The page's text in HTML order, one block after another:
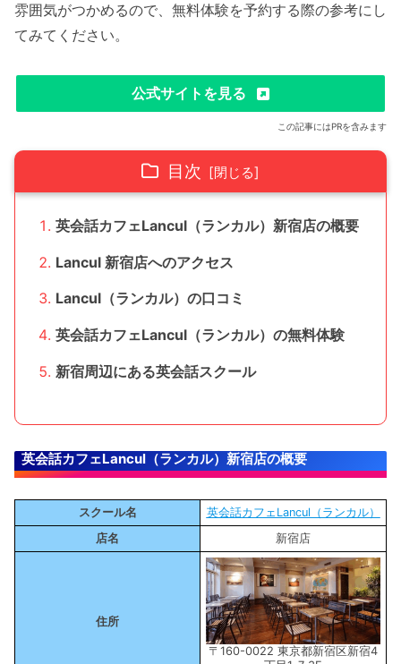
雰囲気がつかめるので、無料体験を予約する際の参考にし
てみてください。
公式サイトを見る
この記事にはPRを含みます
目次
英会話カフェLancul（ランカル）新宿店の概要
Lancul 新宿店へのアクセス
Lancul（ランカル）の口コミ
英会話カフェLancul（ランカル）の無料体験
新宿周辺にある英会話スクール
英会話カフェLancul（ランカル）新宿店の概要
スクール名
英会話カフェLancul（ランカル）
店名
新宿店
住所
〒160-0022 東京都新宿区新宿4